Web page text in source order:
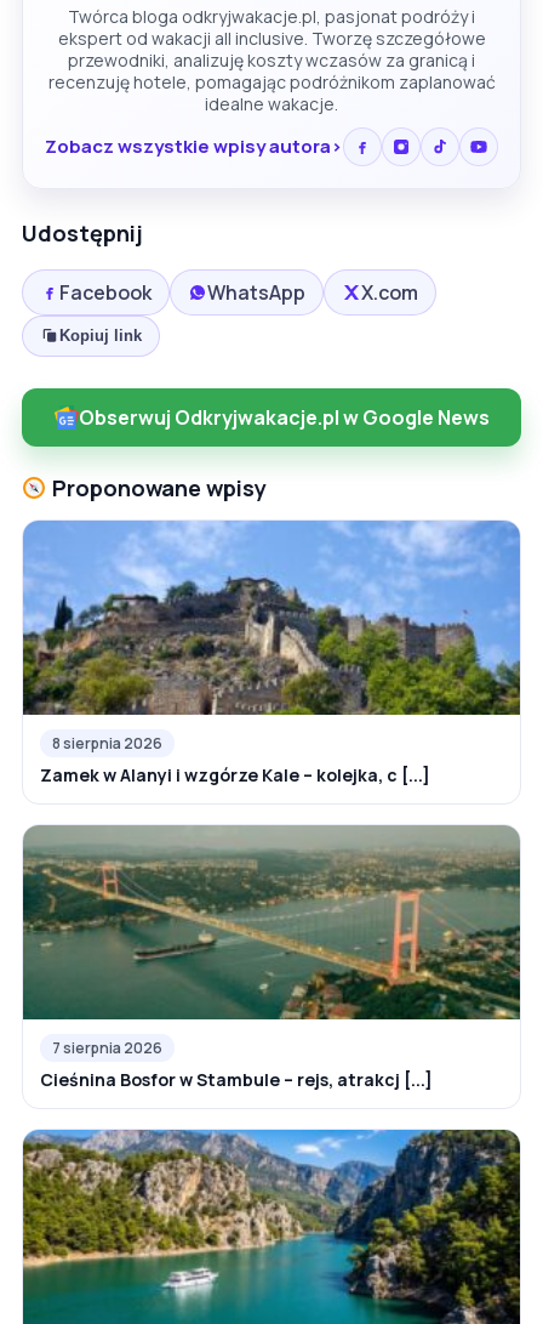
Twórca bloga odkryjwakacje.pl, pasjonat podróży i
ekspert od wakacji all inclusive. Tworzę szczegółowe
przewodniki, analizuję koszty wczasów za granicą i
recenzuję hotele, pomagając podróżnikom zaplanować
idealne wakacje.
Zobacz wszystkie wpisy autora
Udostępnij
Facebook WhatsApp X.com
Kopiuj link
Obserwuj Odkryjwakacje.pl w Google News
Proponowane wpisy
8 sierpnia 2026
Zamek w Alanyi i wzgórze Kale – kolejka, c [...]
7 sierpnia 2026
Cieśnina Bosfor w Stambule – rejs, atrakcj [...]